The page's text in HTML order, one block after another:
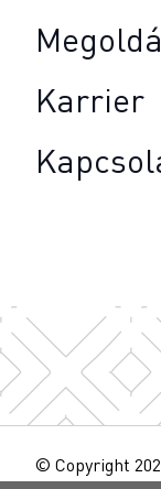
Karrier
© Copyright